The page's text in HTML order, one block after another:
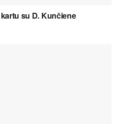
su D. Kunčiene